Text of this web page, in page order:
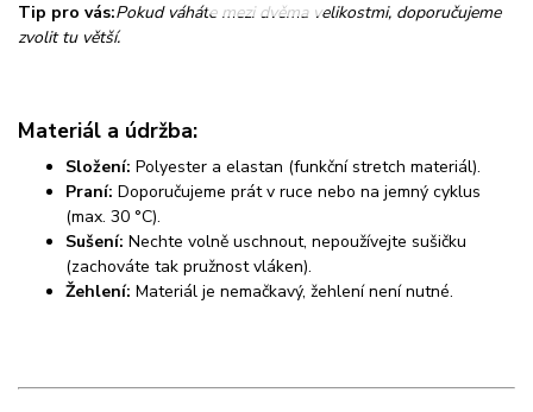
Tip pro vás:Pokud váháte mezi dvěma velikostmi, doporučujeme
zvolit tu větší.
Materiál a údržba:
Složení: Polyester a elastan (funkční stretch materiál).
Praní: Doporučujeme prát v ruce nebo na jemný cyklus
(max. 30 °C).
Sušení: Nechte volně uschnout, nepoužívejte sušičku
(zachováte tak pružnost vláken).
Žehlení: Materiál je nemačkavý, žehlení není nutné.